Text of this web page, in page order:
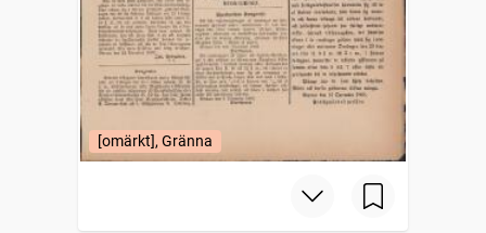
[omärkt], Gränna